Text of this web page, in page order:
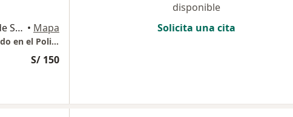
Av. Javier Prado Este 1684, Distrito de San Isidro, consultorio 706, Lima • Mapa
Consulta Presencial - Consultorio privado en el Policlínico San Isidro
S/ 150
disponible
Solicita una cita